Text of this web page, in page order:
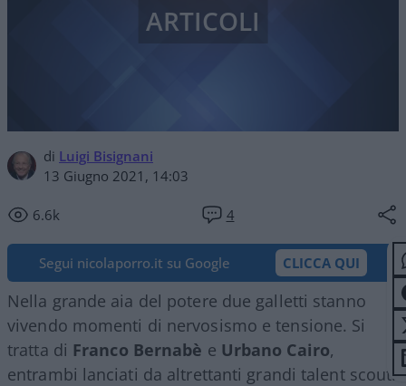
di Luigi Bisignani
13 Giugno 2021, 14:03
6.6k 4
ARTICOLI
Segui nicolaporro.it su Google CLICCA QUI
Nella grande aia del potere due galletti stanno
vivendo momenti di nervosismo e tensione. Si
tratta di Franco Bernabè e Urbano Cairo,
entrambi lanciati da altrettanti grandi talent scout: